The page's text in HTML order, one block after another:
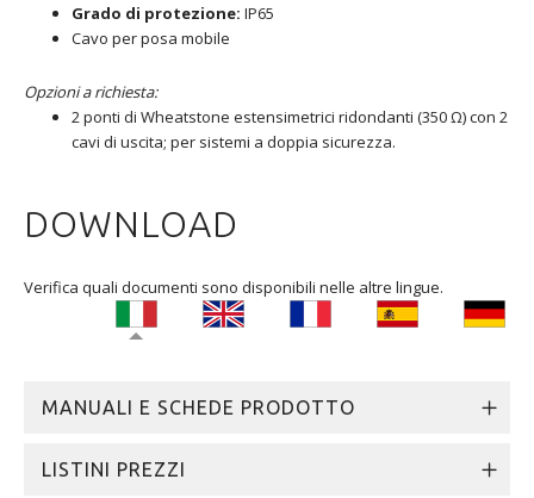
Grado di protezione: IP65
Cavo per posa mobile
Opzioni a richiesta:
2 ponti di Wheatstone estensimetrici ridondanti (350 Ω) con 2
cavi di uscita; per sistemi a doppia sicurezza.
DOWNLOAD
Verifica quali documenti sono disponibili nelle altre lingue.
MANUALI E SCHEDE PRODOTTO
LISTINI PREZZI